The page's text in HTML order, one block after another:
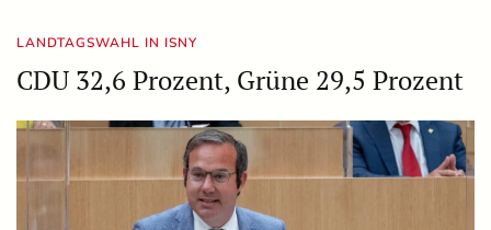
LANDTAGSWAHL IN ISNY
CDU 32,6 Prozent, Grüne 29,5 Prozent